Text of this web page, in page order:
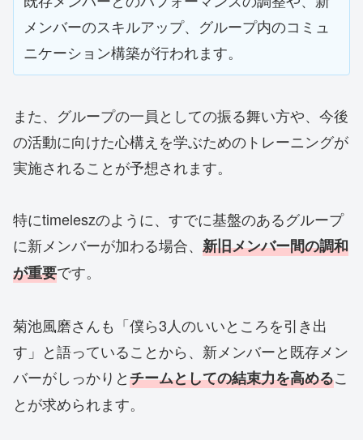
メンバーのスキルアップ、グループ内のコミュ
ニケーション構築が行われます。
また、グループの一員としての振る舞い方や、今後
の活動に向けた心構えを学ぶためのトレーニングが
実施されることが予想されます。
特にtimeleszのように、すでに基盤のあるグループ
に新メンバーが加わる場合、 新旧メンバー間の調和
が重要です。
菊池風磨さんも「僕ら3人のいいところを引き出
す」と語っていることから、新メンバーと既存メン
バーがしっかりとチームとしての結束力を高めるこ
とが求められます。